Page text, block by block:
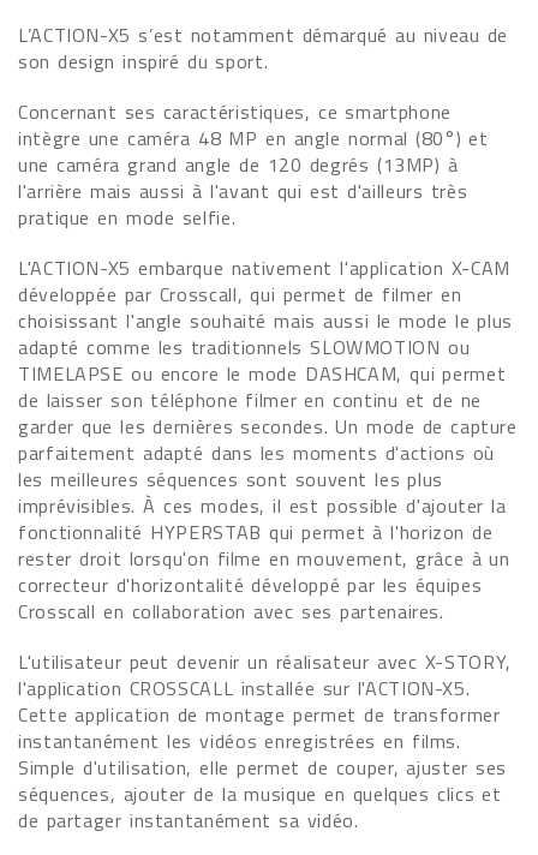
L’ACTION-X5 s’est notamment démarqué au niveau de
son design inspiré du sport.
Concernant ses caractéristiques, ce smartphone
intègre une caméra 48 MP en angle normal (80°) et
une caméra grand angle de 120 degrés (13MP) à
l'arrière mais aussi à l'avant qui est d'ailleurs très
pratique en mode selfie.
L'ACTION-X5 embarque nativement l'application X-CAM
développée par Crosscall, qui permet de filmer en
choisissant l'angle souhaité mais aussi le mode le plus
adapté comme les traditionnels SLOWMOTION ou
TIMELAPSE ou encore le mode DASHCAM, qui permet
de laisser son téléphone filmer en continu et de ne
garder que les dernières secondes. Un mode de capture
parfaitement adapté dans les moments d'actions où
les meilleures séquences sont souvent les plus
imprévisibles. À ces modes, il est possible d'ajouter la
fonctionnalité HYPERSTAB qui permet à l'horizon de
rester droit lorsqu'on filme en mouvement, grâce à un
correcteur d'horizontalité développé par les équipes
Crosscall en collaboration avec ses partenaires.
L'utilisateur peut devenir un réalisateur avec X-STORY,
l'application CROSSCALL installée sur l'ACTION-X5.
Cette application de montage permet de transformer
instantanément les vidéos enregistrées en films.
Simple d'utilisation, elle permet de couper, ajuster ses
séquences, ajouter de la musique en quelques clics et
de partager instantanément sa vidéo.